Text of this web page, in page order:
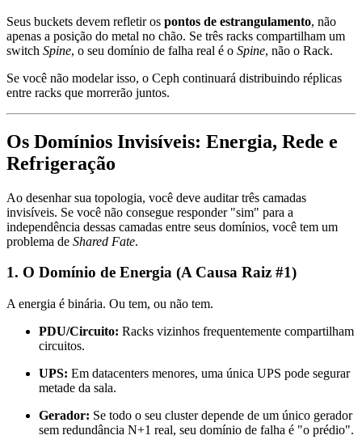
Seus buckets devem refletir os pontos de estrangulamento, não
apenas a posição do metal no chão. Se três racks compartilham um
switch Spine, o seu domínio de falha real é o Spine, não o Rack.
Se você não modelar isso, o Ceph continuará distribuindo réplicas
entre racks que morrerão juntos.
Os Domínios Invisíveis: Energia, Rede e
Refrigeração
Ao desenhar sua topologia, você deve auditar três camadas
invisíveis. Se você não consegue responder "sim" para a
independência dessas camadas entre seus domínios, você tem um
problema de Shared Fate.
1. O Domínio de Energia (A Causa Raiz #1)
A energia é binária. Ou tem, ou não tem.
PDU/Circuito: Racks vizinhos frequentemente compartilham
circuitos.
UPS: Em datacenters menores, uma única UPS pode segurar
metade da sala.
Gerador: Se todo o seu cluster depende de um único gerador
sem redundância N+1 real, seu domínio de falha é "o prédio".